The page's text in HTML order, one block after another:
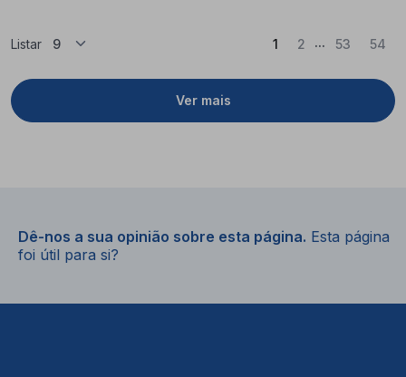
Listar
Ver mais
1 (Atual)
2 ... 53 54
Dê-nos a sua opinião sobre esta página. Esta página
foi útil para si?